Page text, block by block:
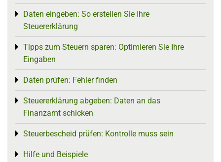
Daten eingeben: So erstellen Sie Ihre
Steuererklärung
Toggle menu
Tipps zum Steuern sparen: Optimieren Sie Ihre
Eingaben
Toggle menu
Daten prüfen: Fehler finden
Toggle menu
Steuererklärung abgeben: Daten an das
Finanzamt schicken
Toggle menu
Steuerbescheid prüfen: Kontrolle muss sein
Toggle menu
Hilfe und Beispiele
Toggle menu